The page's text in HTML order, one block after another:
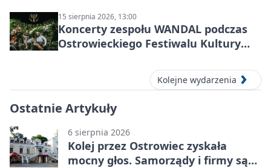
15 sierpnia 2026, 13:00
Koncerty zespołu WANDAL podczas
Ostrowieckiego Festiwalu Kultury
Kolejne wydarzenia
Ostatnie Artykuły
6 sierpnia 2026
Kolej przez Ostrowiec zyskała
mocny głos. Samorządy i firmy są